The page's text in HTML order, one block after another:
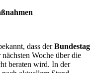
dass derBundestag
Woche über die
beraten wird. In der